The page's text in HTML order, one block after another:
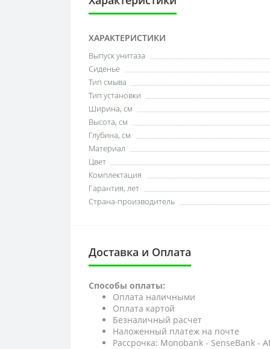
ХАРАКТЕРИСТИКИ
Выпуск унитаза
Сиденье
Тип смыва
Тип установки
Ширина, см
Высота, см
Глубина, см
Материал
Цвет
Комплектация
Гарантия, лет
Страна-производитель
Доставка и Оплата
Способы оплаты:
Оплата наличными
Оплата картой
Безналичный расчет
Наложенный платеж на почте
Рассрочка: Monobank - SenseBank -